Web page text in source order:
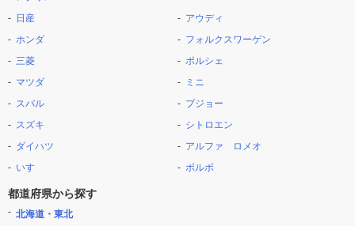
日産
ホンダ
三菱
マツダ
スバル
スズキ
ダイハツ
いすゞ
アウディ
フォルクスワーゲン
ポルシェ
ミニ
プジョー
シトロエン
アルファ ロメオ
ボルボ
都道府県から探す
北海道・東北